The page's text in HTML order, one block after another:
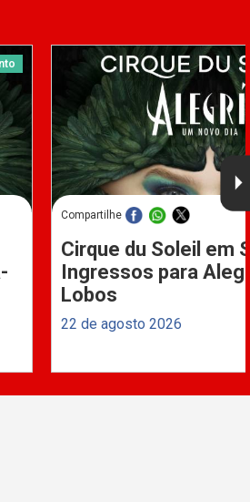
Compartilhe
Cirque du Soleil em
Ingressos para
Lobos
22 de agosto 2026